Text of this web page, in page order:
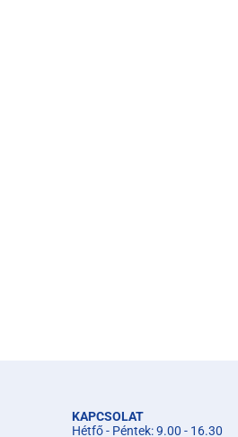
KAPCSOLAT
Hétfő - Péntek: 9.00 - 16.30